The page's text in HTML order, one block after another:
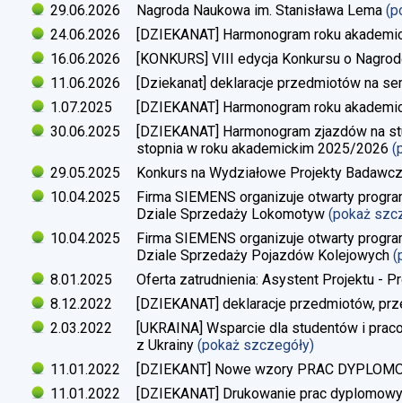
29.06.2026
Nagroda Naukowa im. Stanisława Lema
24.06.2026
[DZIEKANAT] Harmonogram roku
16.06.2026
[KONKURS] VIII edycja Konkursu o
11.06.2026
[Dziekanat] deklaracje przedmiotów na
1.07.2025
[DZIEKANAT] Harmonogram roku
30.06.2025
[DZIEKANAT] Harmonogram zjazdów na
stopnia w roku akademickim 2025/2026
29.05.2025
Konkurs na Wydziałowe Projekty
10.04.2025
Firma SIEMENS organizuje otwarty
Dziale Sprzedaży Lokomotyw (pokaż
10.04.2025
Firma SIEMENS organizuje otwarty
Dziale Sprzedaży Pojazdów Kolejowych
8.01.2025
Oferta zatrudnienia: Asystent Projektu -
8.12.2022
[DZIEKANAT] deklaracje przedmiotów,
2.03.2022
[UKRAINA] Wsparcie dla studentów i
z Ukrainy (pokaż szczegóły)
11.01.2022
[DZIEKANT] Nowe wzory PRAC
11.01.2022
[DZIEKANAT] Drukowanie prac